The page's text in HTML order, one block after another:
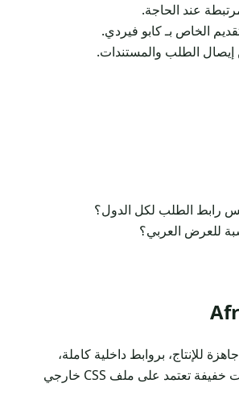
عند الحاجة.
الخاص بـ كابو فيردي.
الطلب والمستندات.
رابط الطلب لكل الدول؟
للعرض العربي؟
للإنتاج، بروابط داخلية كاملة،
وتهيئة اتجاه RTL، وملفات خفيفة تعتمد على ملف CSS خارجي